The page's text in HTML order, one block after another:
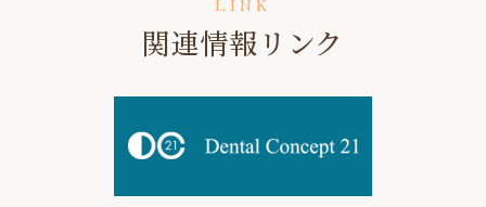
関連情報リンク